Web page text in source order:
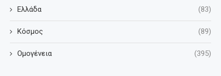
Ελλάδα (83)
Κόσμος (89)
Ομογένεια (395)